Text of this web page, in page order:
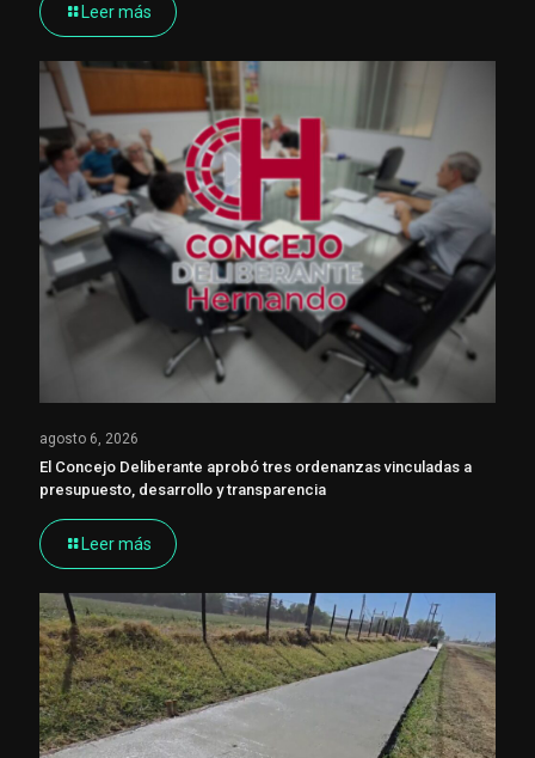
Leer más
agosto 6, 2026
El Concejo Deliberante aprobó tres ordenanzas vinculadas a
presupuesto, desarrollo y transparencia
Leer más